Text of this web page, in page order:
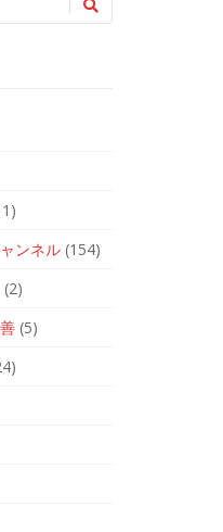
ンネル (154)
(2)
(5)